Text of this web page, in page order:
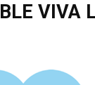
VIVA